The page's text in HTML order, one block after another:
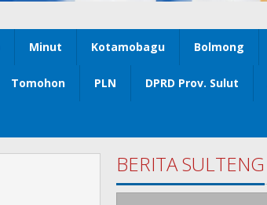
Minut Kotamobagu Bolmong
Tomohon PLN DPRD Prov. Sulut
BERITA SULTENG